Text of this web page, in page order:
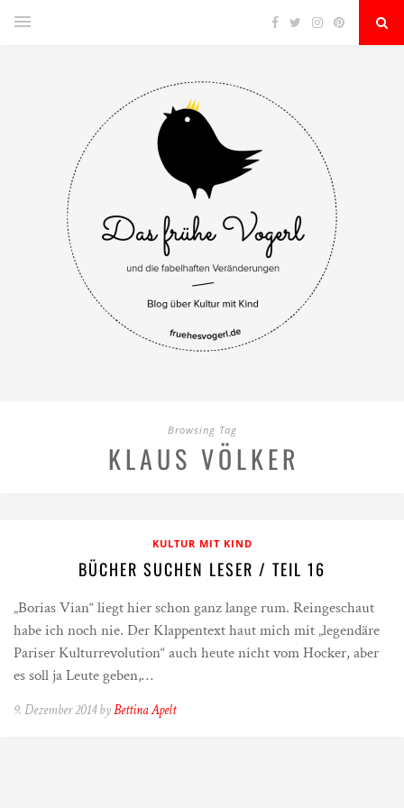
Browsing Tag
KLAUS VÖLKER
KULTUR MIT KIND
BÜCHER SUCHEN LESER / TEIL 16
„Borias Vian“ liegt hier schon ganz lange rum. Reingeschaut
habe ich noch nie. Der Klappentext haut mich mit „legendäre
Pariser Kulturrevolution“ auch heute nicht vom Hocker, aber
es soll ja Leute geben,…
9. Dezember 2014 byBettina Apelt